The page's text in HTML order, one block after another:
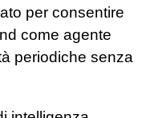
per consentire
come agente
periodiche senza